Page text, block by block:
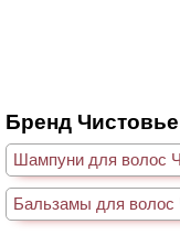
Бренд Чистовье
Шампуни для волос
Бальзамы для волос